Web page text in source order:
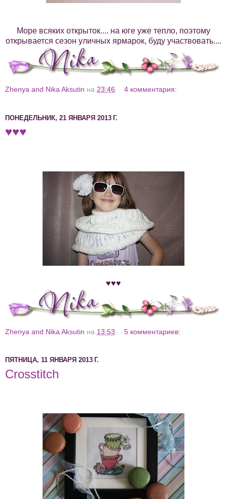
Море всяких открыток.... на юге уже тепло, поэтому
открывается сезон уличных ярмарок, буду участвовать....
Zhenya and Nika Aksutin на 23:46 4 комментария:
ПОНЕДЕЛЬНИК, 21 ЯНВАРЯ 2013 Г.
♥♥♥
♥♥♥
Zhenya and Nika Aksutin на 13:53 5 комментариев:
ПЯТНИЦА, 11 ЯНВАРЯ 2013 Г.
Crosstitch